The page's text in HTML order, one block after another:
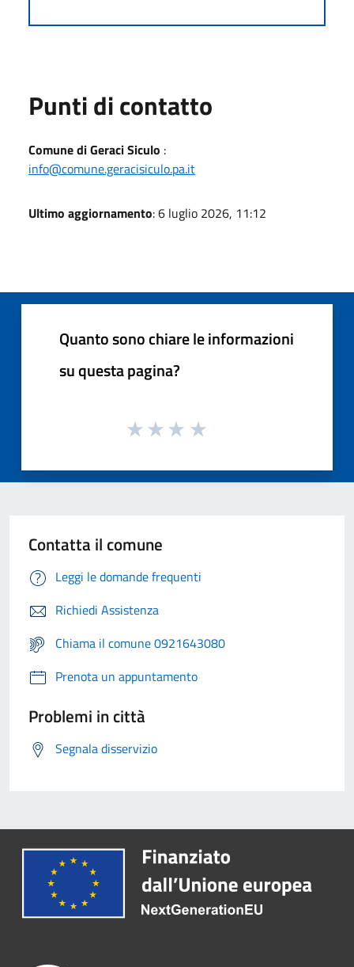
Punti di contatto
Comune di Geraci Siculo :
info@comune.geracisiculo.pa.it
Ultimo aggiornamento: 6 luglio 2026, 11:12
Quanto sono chiare le informazioni
su questa pagina?
Contatta il comune
Leggi le domande frequenti
Richiedi Assistenza
Chiama il comune 0921643080
Prenota un appuntamento
Problemi in città
Segnala disservizio